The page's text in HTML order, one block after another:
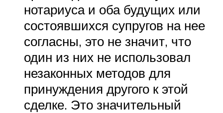
нотариуса и оба будущих или
состоявшихся супругов на нее
согласны, это не значит, что
один из них не использовал
незаконных методов для
принуждения другого к этой
сделке. Это значительный